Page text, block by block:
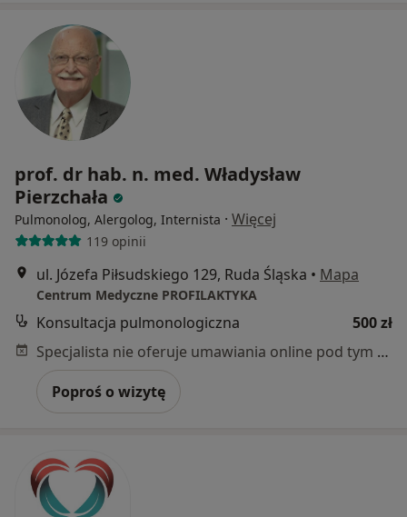
prof. dr hab. n. med. Władysław
Pierzchała
Pulmonolog, Alergolog, Internista · Więcej
119 opinii
ul. Józefa Piłsudskiego 129, Ruda Śląska • Mapa
Centrum Medyczne PROFILAKTYKA
Konsultacja pulmonologiczna
500 zł
Specjalista nie oferuje umawiania online pod tym adresem.
Poproś o wizytę